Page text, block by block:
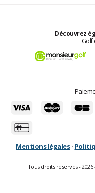
Découvrez
Golf
Mentions légales-
Tous droits réservés -